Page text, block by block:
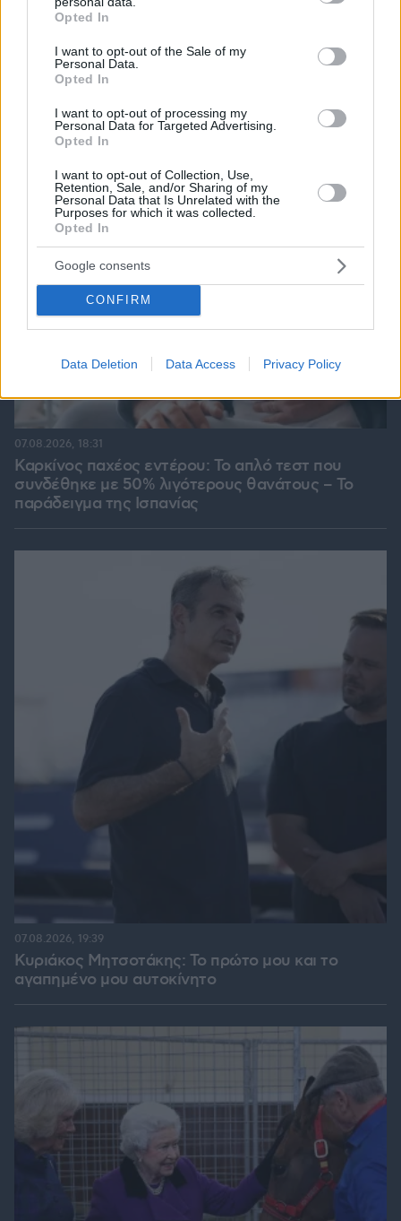
grant or deny consent to Google and its third-party tags to
use your data for below specified purposes in below Google
consent section.
Opted In
I want to opt-out of the Sale of my
Personal Data.
Opted In
I want to opt-out of processing my
Personal Data for Targeted Advertising.
Opted In
I want to opt-out of Collection, Use,
Retention, Sale, and/or Sharing of my
Personal Data that Is Unrelated with the
Purposes for which it was collected.
Opted In
Google consents
CONFIRM
Data Deletion Data Access Privacy Policy
Best of Network
Καρκίνος παχέος εντέρου: Το απλό τεστ που
συνδέθηκε με 50% λιγότερους θανάτους – Το
παράδειγμα της Ισπανίας
07.08.2026, 18:31
Κυριάκος Μητσοτάκης: Το πρώτο μου και το
αγαπημένο μου αυτοκίνητο
07.08.2026, 19:39